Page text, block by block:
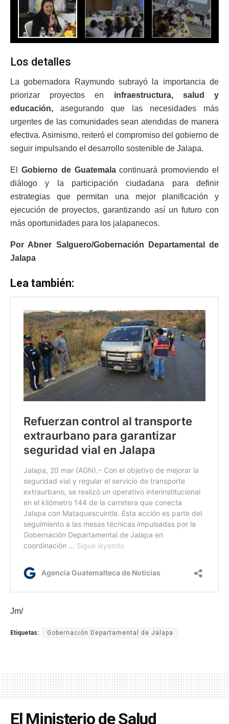
Los detalles
La gobernadora Raymundo subrayó la importancia de
priorizar proyectos en infraestructura, salud y
educación, asegurando que las necesidades más
urgentes de las comunidades sean atendidas de manera
efectiva. Asimismo, reiteró el compromiso del gobierno de
seguir impulsando el desarrollo sostenible de Jalapa.
El Gobierno de Guatemalacontinuará promoviendo el
diálogo y la participación ciudadana para definir
estrategias que permitan una mejor planificación y
ejecución de proyectos, garantizando así un futuro con
más oportunidades para los jalapanecos.
Por Abner Salguero/Gobernación Departamental de
Jalapa
Lea también:
Jm/
Etiquetas: Gobernación Departamental de Jalapa
El Ministerio de Salud